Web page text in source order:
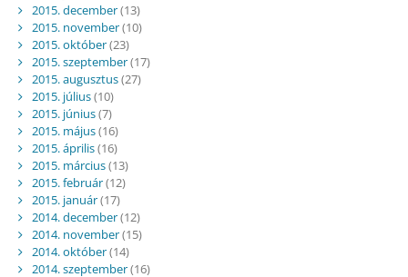
2015. december(13)
2015. november(10)
2015. október(23)
2015. szeptember(17)
2015. augusztus(27)
2015. július(10)
2015. június(7)
2015. május(16)
2015. április(16)
2015. március(13)
2015. február(12)
2015. január(17)
2014. december(12)
2014. november(15)
2014. október(14)
2014. szeptember(16)